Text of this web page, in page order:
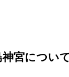
宮につい